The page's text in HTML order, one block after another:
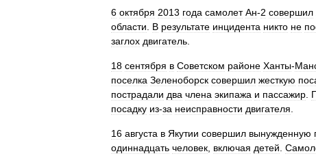
6 октября 2013 года самолет Ан-2 совершил
области
В результате инцидента никто не
заглох двигатель
18 сентября в Советском районе Ханты-
поселка Зеленоборск совершил жесткую
пострадали два члена экипажа и пассажир
посадку из-за неисправности двигателя
16 августа в Якутии совершил вынужденную
одиннадцать человек включая детей